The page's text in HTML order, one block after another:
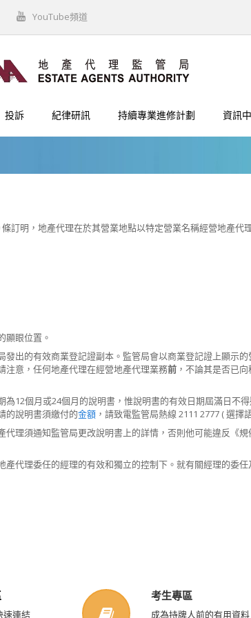
YouTube頻道
投訴 紀律研訊 持續專業進修計劃 資訊
條訂明，地產代理在於其營業地點以特定營業名稱經營地產
顯眼位置。
發出的有效商業登記證副本。監管局會以商業登記證上顯示
注意，任何地產代理在經營地產代理業務前，不論其是否已
為12個月或24個月的說明書，惟說明書的有效日期屆滿日不
的說明書須繳付的金額，請致電監管局熱線 2111 2777 ( 選擇
代理須通知監管局更改說明書上的詳情，否則他可能違反《
產代理委任的經理的有效和獨立的控制下。就有關經理的委
速連結
考生專區
成為持牌人前的有用資料